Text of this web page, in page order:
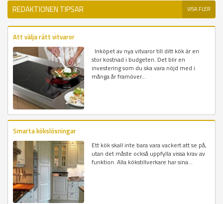
REDAKTIONEN TIPSAR VISA FLER
Att välja rätt vitvaror
Inköpet av nya vitvaror till ditt kök är en
stor kostnad i budgeten. Det blir en
investering som du ska vara nöjd med i
många år framöver...
Smarta kökslösningar
Ett kök skall inte bara vara vackert att se på,
utan det måste också uppfylla vissa krav av
funktion. Alla kökstillverkare har sina...